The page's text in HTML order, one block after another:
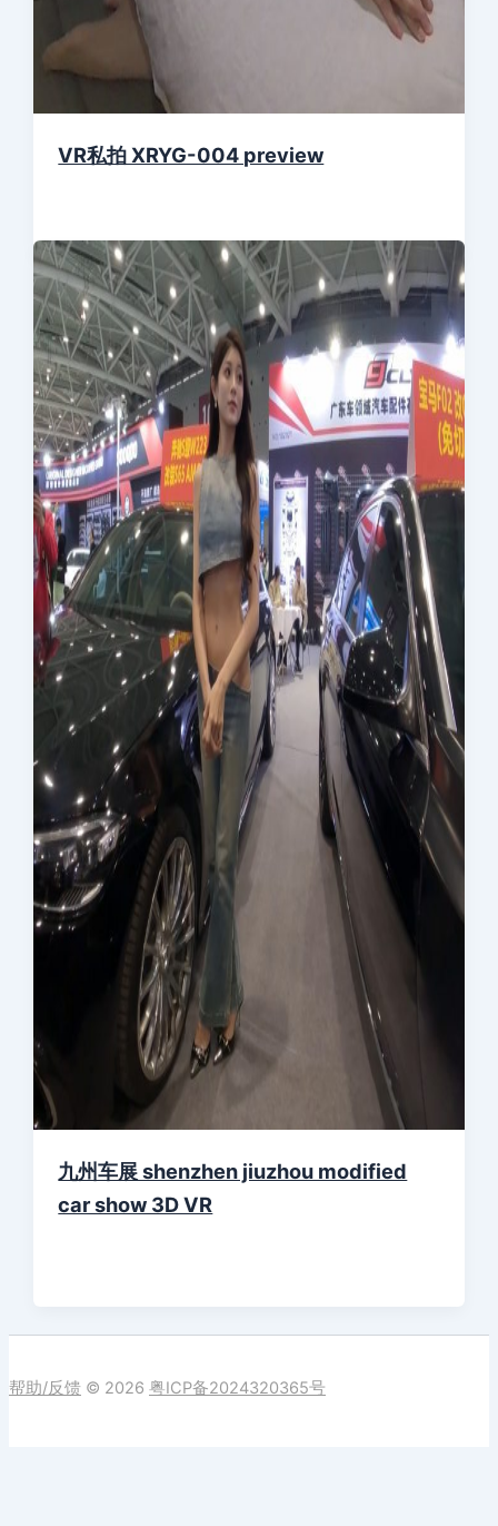
VR私拍 XRYG-004 preview
九州车展 shenzhen jiuzhou modified
car show 3D VR
帮助/反馈 © 2026 粤ICP备2024320365号